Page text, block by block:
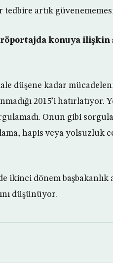
tedbire artık
röportajda konuya
düşene kadar
2015’i hatırlatıyor.
Onun gibi
hapis veya yolsuzluk
ikinci dönem başbakanlık
düşünüyor.